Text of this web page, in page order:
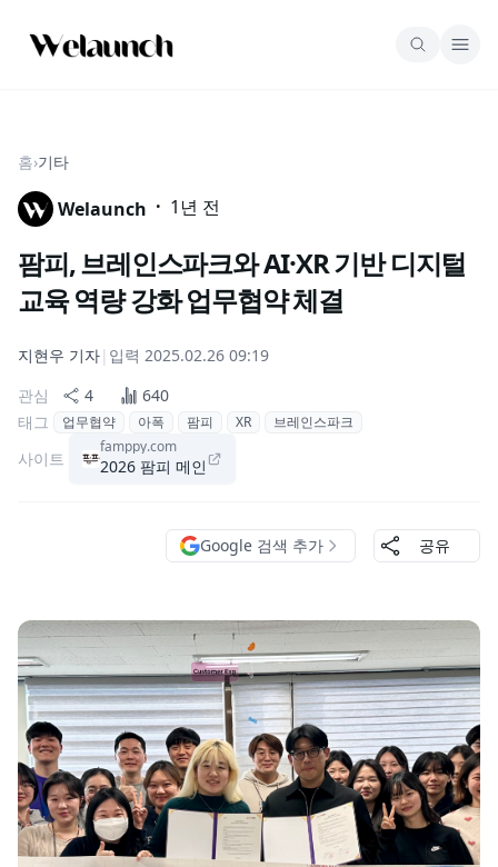
홈›기타
Welaunch · 1년 전
팜피, 브레인스파크와 AI·XR 기반 디지털
교육 역량 강화 업무협약 체결
지현우 기자| 입력 2025.02.26 09:19
관심
4
640
태그
업무협약 아폭 팜피 XR 브레인스파크
사이트
famppy.com
2026 팜피 메인
Google 검색 추가 공유